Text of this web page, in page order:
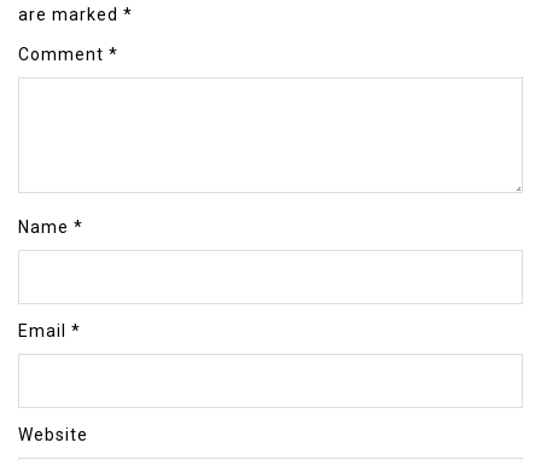
are marked *
Comment *
Name *
Email *
Website